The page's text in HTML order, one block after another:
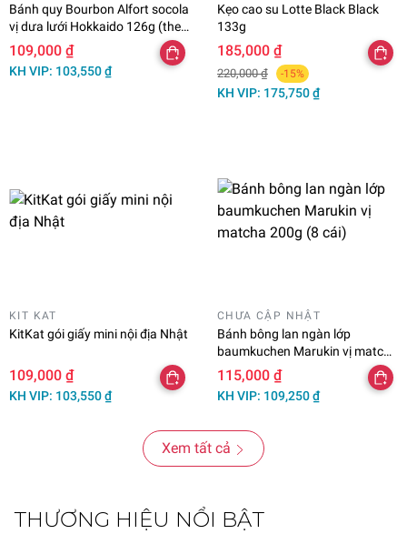
Bánh quy Bourbon Alfort socola
vị dưa lưới Hokkaido 126g (theo
mùa)
109,000 ₫
KH VIP: 103,550 ₫
Kẹo cao su Lotte Black Black
133g
185,000 ₫
220,000 ₫ -15%
KH VIP: 175,750 ₫
KIT KAT
KitKat gói giấy mini nội địa Nhật
109,000 ₫
KH VIP: 103,550 ₫
CHƯA CẬP NHẬT
Bánh bông lan ngàn lớp
baumkuchen Marukin vị matcha
200g (8 cái)
115,000 ₫
KH VIP: 109,250 ₫
Xem tất cả
THƯƠNG HIỆU NỔI BẬT